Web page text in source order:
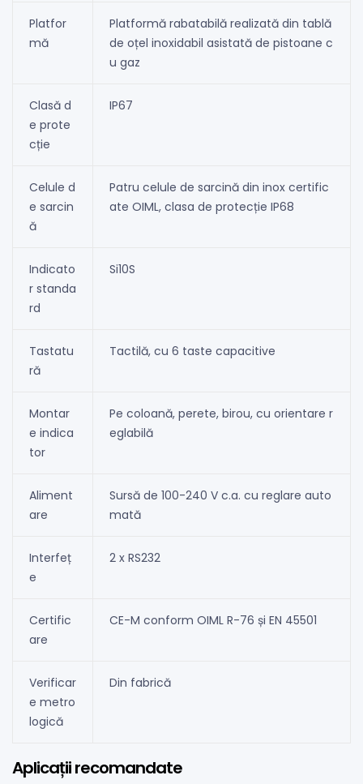
Platfor
mă
Platformă rabatabilă realizată din tablă
de oțel inoxidabil asistată de pistoane c
u gaz
Clasă d
e prote
cție
IP67
Celule d
e sarcin
ă
Patru celule de sarcină din inox certific
ate OIML, clasa de protecție IP68
Indicato
r standa
rd
Si10S
Tastatu
ră
Tactilă, cu 6 taste capacitive
Montar
e indica
tor
Pe coloană, perete, birou, cu orientare r
eglabilă
Aliment
are
Sursă de 100-240 V c.a. cu reglare auto
mată
Interfeț
e
2 x RS232
Certific
are
CE-M conform OIML R-76 și EN 45501
Verificar
e metro
logică
Din fabrică
Aplicații recomandate